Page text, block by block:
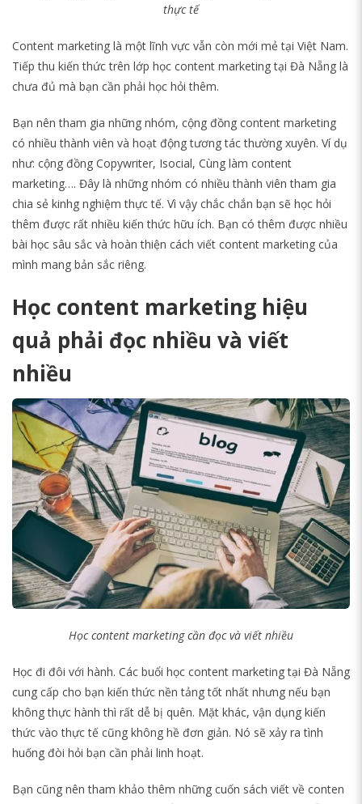
thực tế
Content marketing là một lĩnh vực vẫn còn mới mẻ tại Việt Nam.
Tiếp thu kiến thức trên lớp học content marketing tại Đà Nẵng là
chưa đủ mà bạn cần phải học hỏi thêm.
Bạn nên tham gia những nhóm, cộng đồng content marketing
có nhiều thành viên và hoạt động tương tác thường xuyên. Ví dụ
như: cộng đồng Copywriter, Isocial, Cùng làm content
marketing…. Đây là những nhóm có nhiều thành viên tham gia
chia sẻ kinhg nghiệm thực tế. Vì vậy chắc chắn bạn sẽ học hỏi
thêm được rất nhiều kiến thức hữu ích. Bạn có thêm được nhiều
bài học sâu sắc và hoàn thiện cách viết content marketing của
mình mang bản sắc riêng.
Học content marketing hiệu
quả phải đọc nhiều và viết
nhiều
Học content marketing cần đọc và viết nhiều
Học đi đôi với hành. Các buổi học content marketing tại Đà Nẵng
cung cấp cho bạn kiến thức nền tảng tốt nhất nhưng nếu bạn
không thực hành thì rất dễ bị quên. Mặt khác, vận dụng kiến
thức vào thực tế cũng không hề đơn giản. Nó sẽ xảy ra tình
huống đòi hỏi bạn cần phải linh hoạt.
Bạn cũng nên tham khảo thêm những cuốn sách viết về conten